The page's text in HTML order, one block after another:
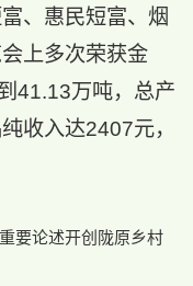
、惠民短富、烟
上多次荣获金
41.13万吨，总产
收入达2407元，
要论述开创陇原乡村